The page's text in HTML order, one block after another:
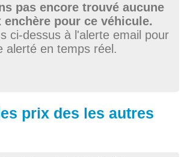
pas encore trouvé aucune
enchère pour ce véhicule.
ci-dessus à l'alerte email pour
alerté en temps réel.
prix des les autres